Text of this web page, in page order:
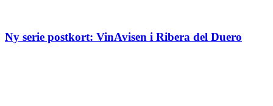
Ny serie postkort: VinAvisen i Ribera del Duero